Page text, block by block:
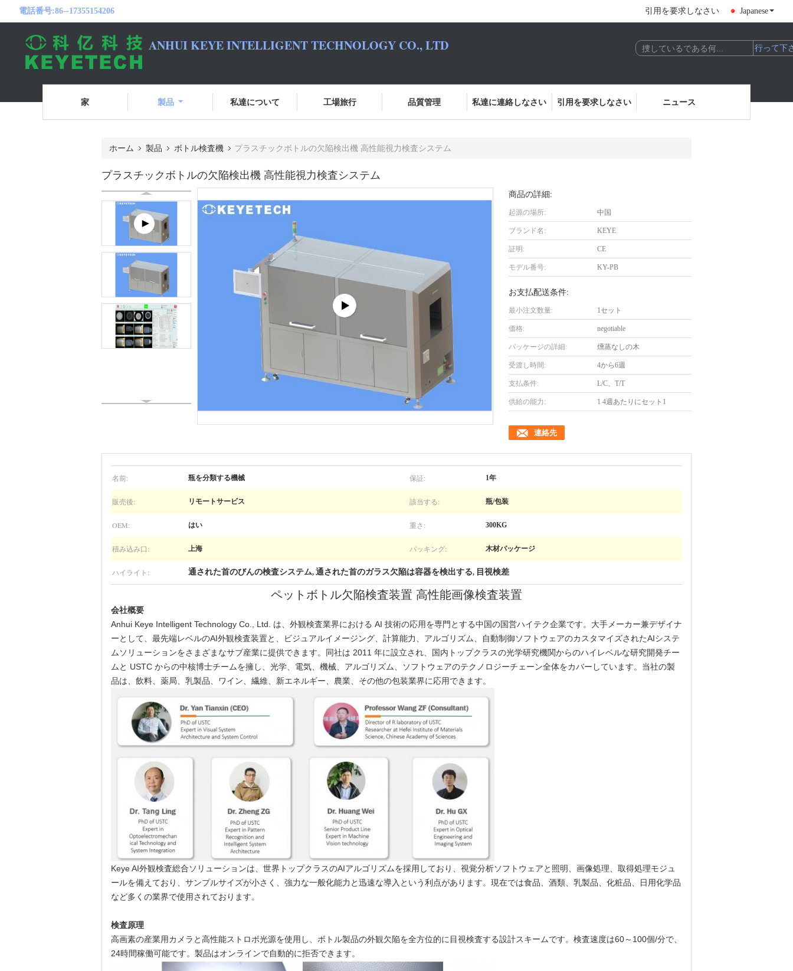
電話番号:86--17355154206 引用を要求しなさい Japanese
ANHUI KEYE INTELLIGENT TECHNOLOGY CO., LTD
家 製品 私達について 工場旅行 品質管理 私達に連絡しなさい 引用を要求しなさい ニュース
ホーム 製品 ボトル検査機 プラスチックボトルの欠陥検出機 高性能視力検査システム
プラスチックボトルの欠陥検出機 高性能視力検査システム
商品の詳細:
起源の場所: 中国
ブランド名: KEYE
証明: CE
モデル番号: KY-PB
お支払配送条件:
最小注文数量: 1セット
価格: negotiable
パッケージの詳細: 燻蒸なしの木
受渡し時間: 4から6週
支払条件: L/C、T/T
供給の能力: 1 4週あたりにセット1
連絡先
名前: 瓶を分類する機械 保証: 1年
販売後: リモートサービス 該当する: 瓶/包装
OEM: はい 重さ: 300KG
積み込み口: 上海 パッキング: 木材パッケージ
ハイライト: 通された首のびんの検査システム, 通された首のガラス欠陥は容器を検出する, 目視検差
ペットボトル欠陥検査装置 高性能画像検査装置
会社概要
Anhui Keye Intelligent Technology Co., Ltd. は、外観検査業界における AI 技術の応用を専門とする中国の国営ハイテク企業です。大手メーカー兼デザイナ
ーとして、最先端レベルのAI外観検査装置と、ビジュアルイメージング、計算能力、アルゴリズム、自動制御ソフトウェアのカスタマイズされたAIシステ
ムソリューションをさまざまなサブ産業に提供できます。同社は 2011 年に設立され、国内トップクラスの光学研究機関からのハイレベルな研究開発チー
ムと USTC からの中核博士チームを擁し、光学、電気、機械、アルゴリズム、ソフトウェアのテクノロジーチェーン全体をカバーしています。当社の製
品は、飲料、薬局、乳製品、ワイン、繊維、新エネルギー、農業、その他の包装業界に応用できます。
Keye AI外観検査総合ソリューションは、世界トップクラスのAIアルゴリズムを採用しており、視覚分析ソフトウェアと照明、画像処理、取得処理モジュ
ールを備えており、サンプルサイズが小さく、強力な一般化能力と迅速な導入という利点があります。現在では食品、酒類、乳製品、化粧品、日用化学品
など多くの業界で使用されております。
検査原理
高画素の産業用カメラと高性能ストロボ光源を使用し、ボトル製品の外観欠陥を全方位的に目視検査する設計スキームです。検査速度は60～100個/分で、
24時間稼働可能です。製品はオンラインで自動的に拒否できます。